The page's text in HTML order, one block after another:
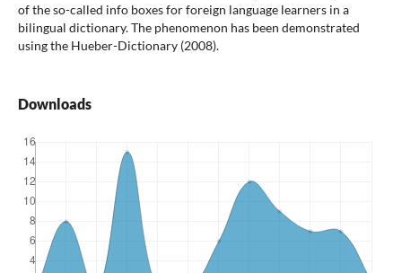
of the so­-called info boxes for foreign language learners in a
bilingual dictionary. The phenomenon has been demonstrated
using the Hueber­-Dictionary (2008).
Downloads